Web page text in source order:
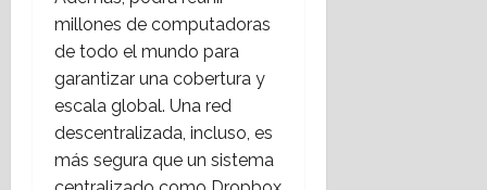
millones de computadoras
de todo el mundo para
garantizar una cobertura y
escala global. Una red
descentralizada, incluso, es
más segura que un sistema